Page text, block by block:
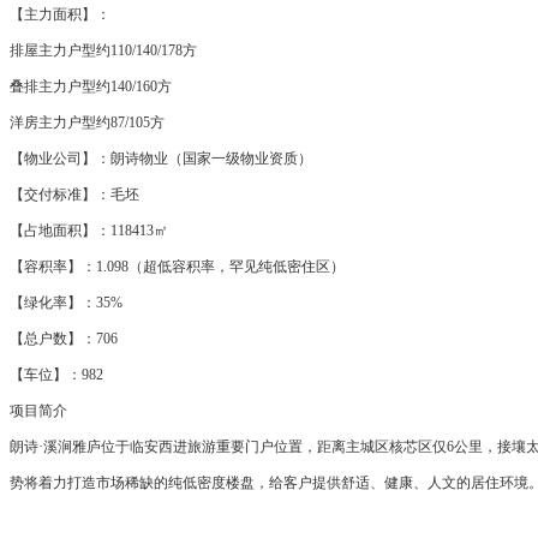
【主力面积】：
排屋主力户型约110/140/178方
叠排主力户型约140/160方
洋房主力户型约87/105方
【物业公司】：朗诗物业（国家一级物业资质）
【交付标准】：毛坯
【占地面积】：118413㎡
【容积率】：1.098（超低容积率，罕见纯低密住区）
【绿化率】：35%
【总户数】：706
【车位】：982
项目简介
朗诗·溪涧雅庐位于临安西进旅游重要门户位置，距离主城区核芯区仅6公里，接
势将着力打造市场稀缺的纯低密度楼盘，给客户提供舒适、健康、人文的居住环境